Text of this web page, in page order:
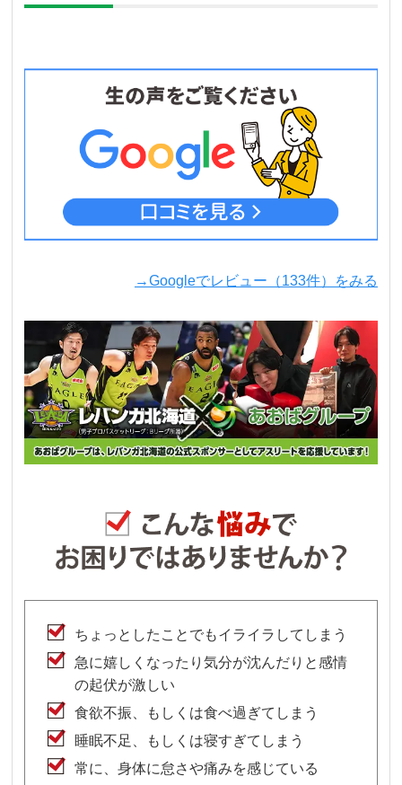
→Googleでレビュー（133件）をみる
ちょっとしたことでもイライラしてしまう
急に嬉しくなったり気分が沈んだりと感情
の起伏が激しい
食欲不振、もしくは食べ過ぎてしまう
睡眠不足、もしくは寝すぎてしまう
常に、身体に怠さや痛みを感じている